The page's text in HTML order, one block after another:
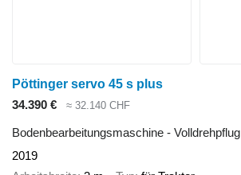
Pöttinger servo 45 s plus
34.390 €
≈ 32.140 CHF
Bodenbearbeitungsmaschine - Volldrehpflug
2019